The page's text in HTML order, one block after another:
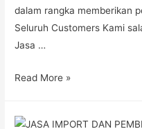
dalam rangka memberikan
Seluruh Customers Kami
Jasa …
Read More »